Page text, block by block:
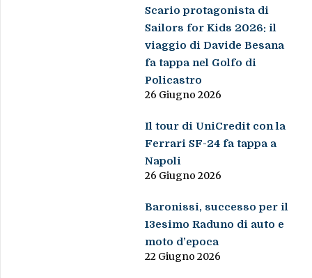
Scario protagonista di
Sailors for Kids 2026: il
viaggio di Davide Besana
fa tappa nel Golfo di
Policastro
26 Giugno 2026
Il tour di UniCredit con la
Ferrari SF-24 fa tappa a
Napoli
26 Giugno 2026
Baronissi, successo per il
13esimo Raduno di auto e
moto d’epoca
22 Giugno 2026